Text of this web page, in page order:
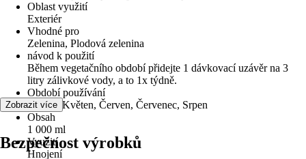
Oblast využití
Exteriér
Vhodné pro
Zelenina, Plodová zelenina
návod k použití
Během vegetačního období přidejte 1 dávkovací uzávěr na 3
litry zálivkové vody, a to 1x týdně.
Období používání
Duben, Květen, Červen, Červenec, Srpen
Obsah
1 000 ml
Využití
Hnojení
Zobrazit více
Bezpečnost výrobků